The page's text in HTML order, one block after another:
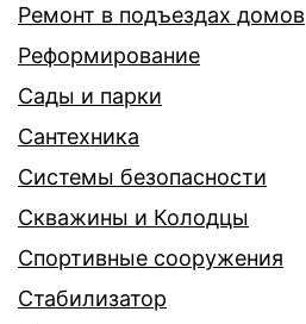
Ремонт в подъездах домов
Реформирование
Сады и парки
Сантехника
Системы безопасности
Скважины и Колодцы
Спортивные сооружения
Стабилизатор